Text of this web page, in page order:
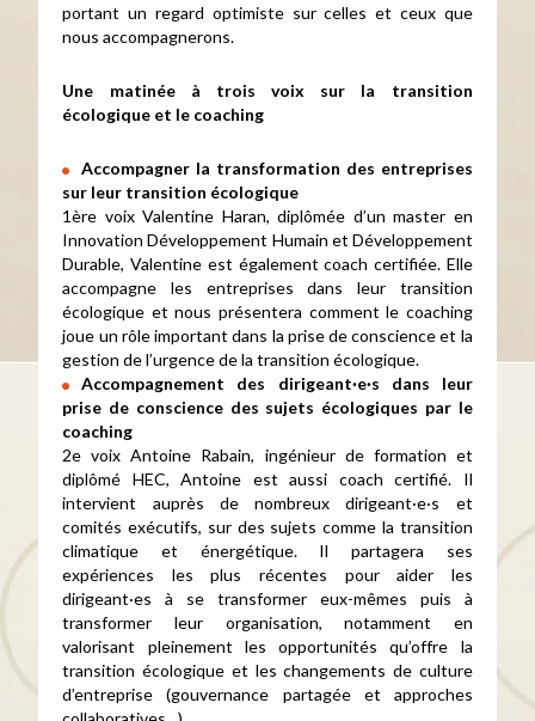
portant un regard optimiste sur celles et ceux que
nous accompagnerons.
Une matinée à trois voix sur la transition
écologique et le coaching
Accompagner la transformation des entreprises
sur leur transition écologique
1ère voix Valentine Haran, diplômée d’un master en
Innovation Développement Humain et Développement
Durable, Valentine est également coach certifiée. Elle
accompagne les entreprises dans leur transition
écologique et nous présentera comment le coaching
joue un rôle important dans la prise de conscience et la
gestion de l’urgence de la transition écologique.
Accompagnement des dirigeant·e·s dans leur
prise de conscience des sujets écologiques par le
coaching
2e voix Antoine Rabain, ingénieur de formation et
diplômé HEC, Antoine est aussi coach certifié. Il
intervient auprès de nombreux dirigeant·e·s et
comités exécutifs, sur des sujets comme la transition
climatique et énergétique. Il partagera ses
expériences les plus récentes pour aider les
dirigeant·es à se transformer eux-mêmes puis à
transformer leur organisation, notamment en
valorisant pleinement les opportunités qu’offre la
transition écologique et les changements de culture
d’entreprise (gouvernance partagée et approches